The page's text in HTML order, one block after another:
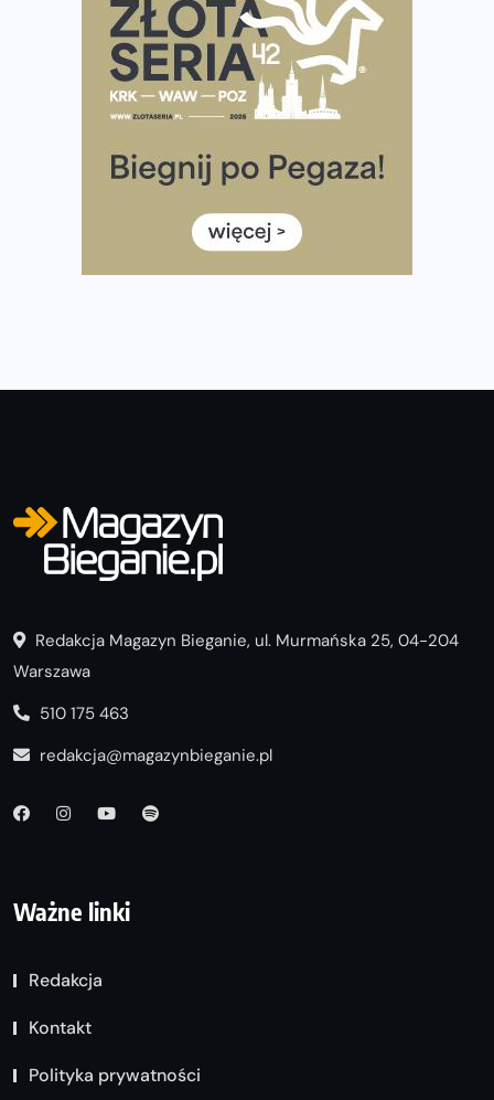
Tętno vs tempo – czym kierować się w bieganiu?
Co ma dużo białka? Produkty, które warto włączyć do
Rozbiegany Olsztyn szykuje się na weekend z
Już w tę sobotę 35. Bieg Powstania Warszawskiego.
Wystartuje rekordowa liczba uczestników
35. Bieg Powstania Warszawskiego – praktyczny
poradnik przed startem
Redakcja Magazyn Bieganie, ul. Murmańska 25, 04-204
Warszawa
510 175 463
redakcja@magazynbieganie.pl
Ważne linki
Redakcja
Kontakt
Polityka prywatności